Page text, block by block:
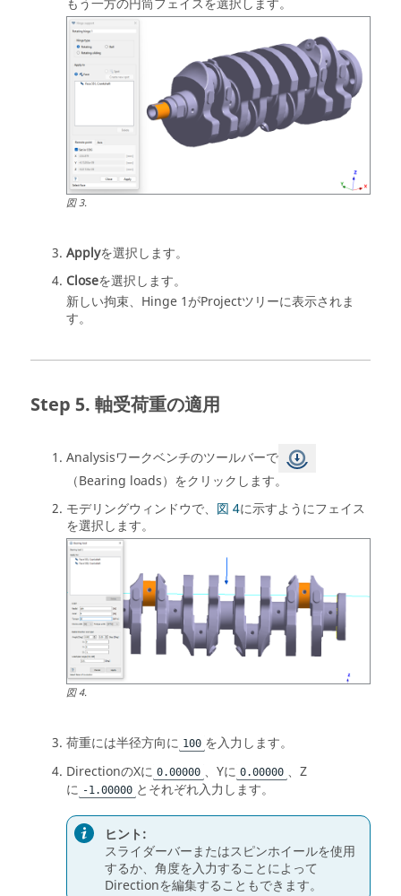
もう一方の円筒フェイスを選択します。
図3.
Applyを選択します。
Closeを選択します。
新しい拘束、Hinge 1がProjectツリーに表示されま
す。
軸受荷重の適用
Analysisワークベンチのツールバーで
（Bearing loads）をクリックします。
モデリングウィンドウで、 図 4に示すようにフェイス
を選択します。
図4.
荷重には半径方向に 100 を入力します。
DirectionのXに 0.00000 、Yに 0.00000 、Z
に -1.00000 とそれぞれ入力します。
ヒント:
スライダーバーまたはスピンホイールを使用
するか、角度を入力することによって
Directionを編集することもできます。